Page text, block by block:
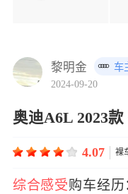
黎明金
车
2024-09-20
奥迪A6L 2023
4.07 裸
综合感受购车经